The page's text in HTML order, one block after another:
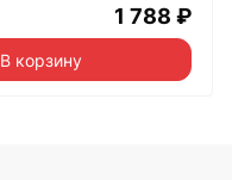
1 788 ₽
В корзину